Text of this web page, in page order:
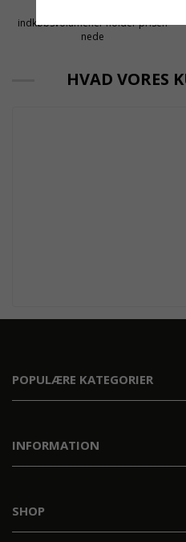
indkøbsvolumener holder prisen
nede
HVAD VORES
POPULÆRE KATEGORIER
INFORMATION
SHOP